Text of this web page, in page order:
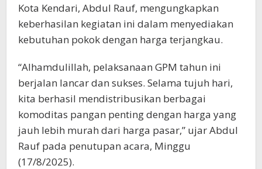
Kota Kendari, Abdul Rauf, mengungkapkan
keberhasilan kegiatan ini dalam menyediakan
kebutuhan pokok dengan harga terjangkau.
“Alhamdulillah, pelaksanaan GPM tahun ini
berjalan lancar dan sukses. Selama tujuh hari,
kita berhasil mendistribusikan berbagai
komoditas pangan penting dengan harga yang
jauh lebih murah dari harga pasar,” ujar Abdul
Rauf pada penutupan acara, Minggu
(17/8/2025).